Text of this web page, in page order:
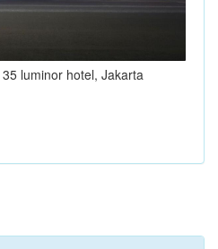
luminor hotel, Jakarta